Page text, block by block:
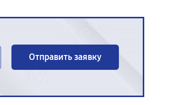
Отправить заявку